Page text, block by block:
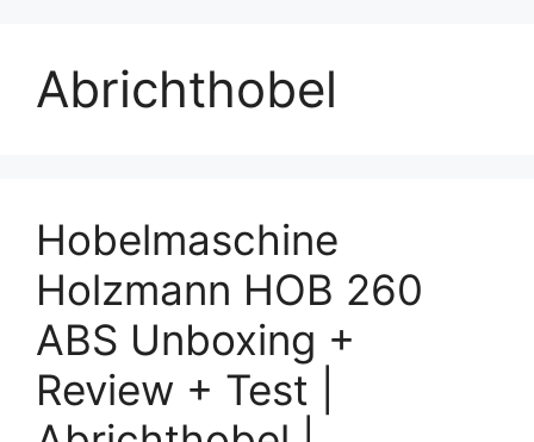
Abrichthobel
Hobelmaschine
Holzmann HOB 260
ABS Unboxing +
Review + Test |